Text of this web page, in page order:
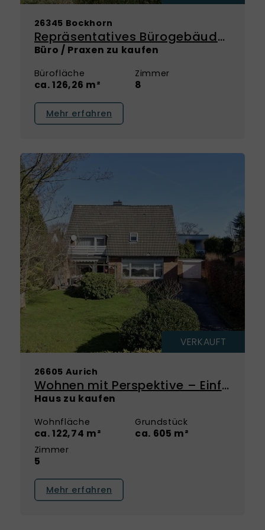
26345 Bockhorn
Repräsentatives Bürogebäude mit architektonischem Anspruch und vielseitigen Möglichkeiten
Büro / Praxen zu kaufen
Bürofläche
ca. 126,26 m²
Zimmer
8
Mehr erfahren
VERKAUFT
26605 Aurich
Wohnen mit Perspektive – Einfamilienhaus mit großem Potenzial in ruhiger Lage!
Haus zu kaufen
Wohnfläche
ca. 122,74 m²
Grundstück
ca. 605 m²
Zimmer
5
Mehr erfahren